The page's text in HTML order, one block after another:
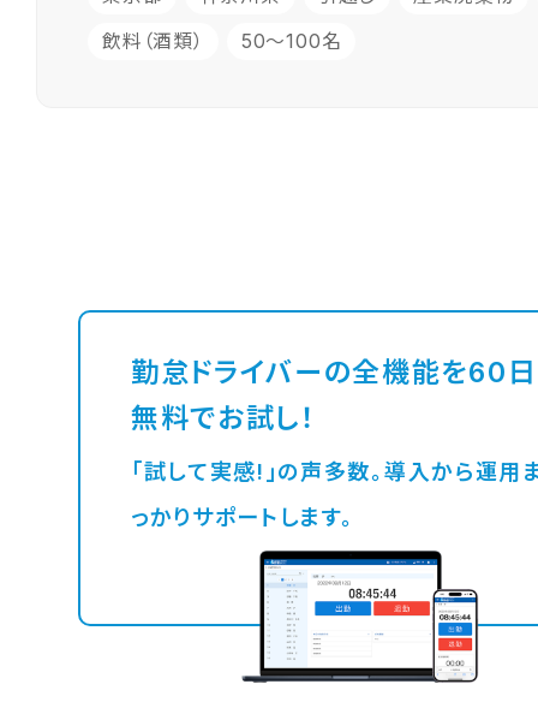
飲料（酒類） 50〜100名
勤怠ドライバーの全機能を60
無料でお試し！
「試して実感!」の声多数。導入から運用までし
っかりサポートします。